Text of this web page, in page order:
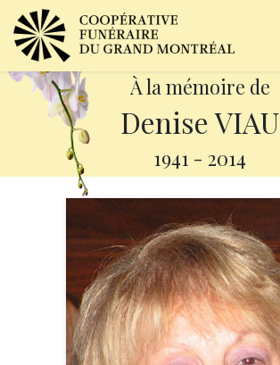
À la mémoire de
Denise VIAU
1941 - 2014